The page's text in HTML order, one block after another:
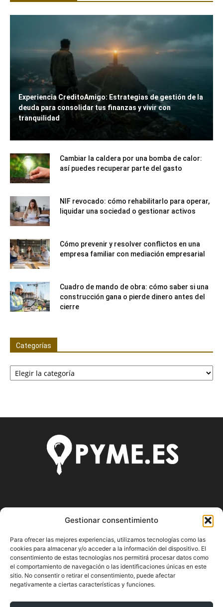
Gestionar consentimiento
Para ofrecer las mejores experiencias, utilizamos tecnologías como las
cookies para almacenar y/o acceder a la información del dispositivo. El
consentimiento de estas tecnologías nos permitirá procesar datos como
el comportamiento de navegación o las identificaciones únicas en este
sitio. No consentir o retirar el consentimiento, puede afectar
negativamente a ciertas características y funciones.
Experiencia CreditoAmigo: Estrategias de gestión de la
deuda para consolidar tus finanzas y vivir con
tranquilidad
Cambiar la caldera por una bomba de calor:
así puedes recuperar parte del gasto
NIF revocado: cómo rehabilitarlo para operar,
liquidar una sociedad o gestionar activos
Cómo prevenir y resolver conflictos en una
empresa familiar con mediación empresarial
Cuadro de mando de obra: cómo saber si una
construcción gana o pierde dinero antes del
cierre
Categorías
Categorías
Pyme.es es el portal web donde podrás mantenerte
actualizado de todas las noticias y novedades sobre la
economía en España y el mundo, así como donde podrás
conseguir toda la información necesaria sobre
emprendimiento.